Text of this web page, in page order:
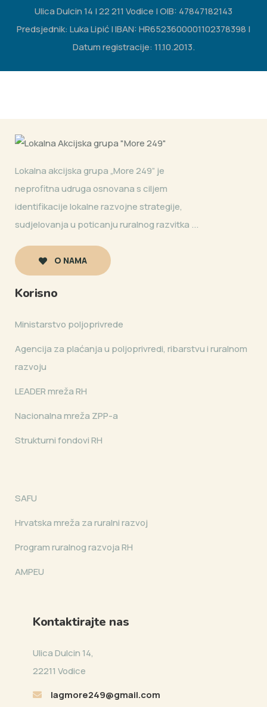
Ulica Dulcin 14 | 22 211 Vodice | OIB: 47847182143
Predsjednik: Luka Lipić | IBAN: HR6523600001102378398 |
Datum registracije: 11.10.2013.
Lokalna akcijska grupa „More 249” je
neprofitna udruga osnovana s ciljem
identifikacije lokalne razvojne strategije,
sudjelovanja u poticanju ruralnog razvitka ...
O NAMA
Korisno
Ministarstvo poljoprivrede
Agencija za plaćanja u poljoprivredi, ribarstvu i ruralnom
razvoju
LEADER mreža RH
Nacionalna mreža ZPP-a
Strukturni fondovi RH
SAFU
Hrvatska mreža za ruralni razvoj
Program ruralnog razvoja RH
AMPEU
Kontaktirajte nas
Ulica Dulcin 14,
22211 Vodice
lagmore249@gmail.com